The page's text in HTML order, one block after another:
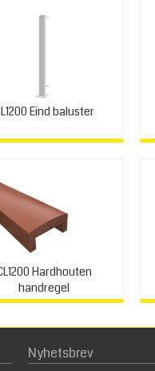
Eind baluster
Hardhouten
handregel
Nyhetsbrev